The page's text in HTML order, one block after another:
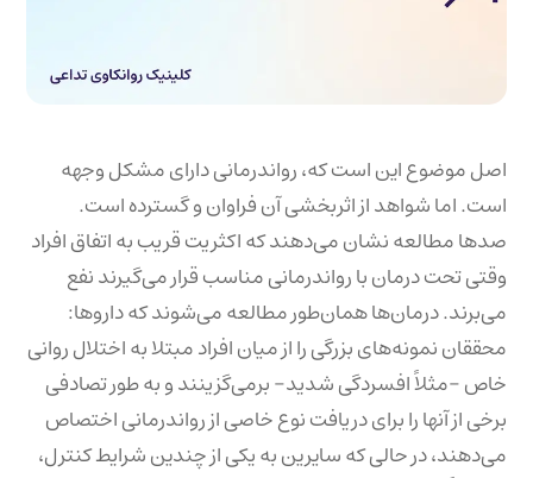
اصل موضوع این است که، رواندرمانی دارای مشکل وجهه
است. اما شواهد از اثربخشی آن فراوان و گسترده است.
صدها مطالعه نشان می‌دهند که اکثریت قریب به اتفاق افراد
وقتی تحت درمان با رواندرمانی مناسب قرار می‌گیرند نفع
می‌برند. درمان‌ها همان‌طور مطالعه می‌شوند که داروها:
محققان نمونه‌های بزرگی را از میان افراد مبتلا به اختلال روانی
خاص -مثلاً افسردگی شدید- برمی‌گزینند و به طور تصادفی
برخی از آنها را برای دریافت نوع خاصی از رواندرمانی اختصاص
می‌دهند، در حالی که سایرین به یکی از چندین شرایط کنترل،